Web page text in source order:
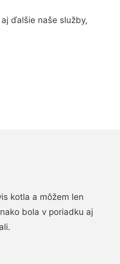
ďalšie naše služby,
kotla a môžem len
bola v poriadku aj